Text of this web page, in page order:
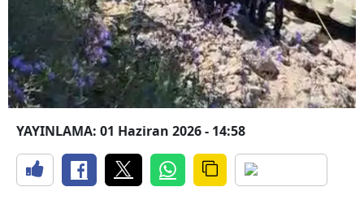
YAYINLAMA: 01 Haziran 2026 - 14:58